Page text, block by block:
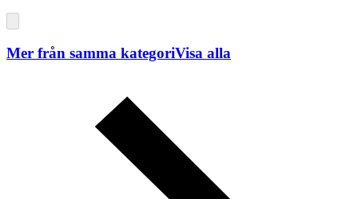
Mer från samma kategoriVisa alla